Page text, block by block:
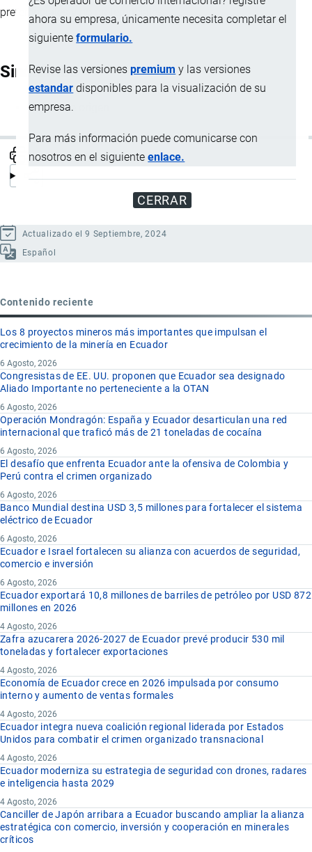
ahora su empresa, únicamente necesita completar el
siguienteformulario.
Revise las versionespremium y las versiones
estandar disponibles para la visualización de su
empresa.
Para más información puede comunicarse con
nosotros en el siguienteenlace.
CERRAR
preferenciales y no preferenciales.
Sinónimos
Reglas de origen
Actualizado el 9 Septiembre, 2024
Español
Contenido reciente
Los 8 proyectos mineros más importantes que impulsan el
crecimiento de la minería en Ecuador
6 Agosto, 2026
Congresistas de EE. UU. proponen que Ecuador sea designado
Aliado Importante no perteneciente a la OTAN
6 Agosto, 2026
Operación Mondragón: España y Ecuador desarticulan una red
internacional que traficó más de 21 toneladas de cocaína
6 Agosto, 2026
El desafío que enfrenta Ecuador ante la ofensiva de Colombia y
Perú contra el crimen organizado
6 Agosto, 2026
Banco Mundial destina USD 3,5 millones para fortalecer el sistema
eléctrico de Ecuador
6 Agosto, 2026
Ecuador e Israel fortalecen su alianza con acuerdos de seguridad,
comercio e inversión
6 Agosto, 2026
Ecuador exportará 10,8 millones de barriles de petróleo por USD 872
millones en 2026
4 Agosto, 2026
Zafra azucarera 2026-2027 de Ecuador prevé producir 530 mil
toneladas y fortalecer exportaciones
4 Agosto, 2026
Economía de Ecuador crece en 2026 impulsada por consumo
interno y aumento de ventas formales
4 Agosto, 2026
Ecuador integra nueva coalición regional liderada por Estados
Unidos para combatir el crimen organizado transnacional
4 Agosto, 2026
Ecuador moderniza su estrategia de seguridad con drones, radares
e inteligencia hasta 2029
4 Agosto, 2026
Canciller de Japón arribara a Ecuador buscando ampliar la alianza
estratégica con comercio, inversión y cooperación en minerales
críticos